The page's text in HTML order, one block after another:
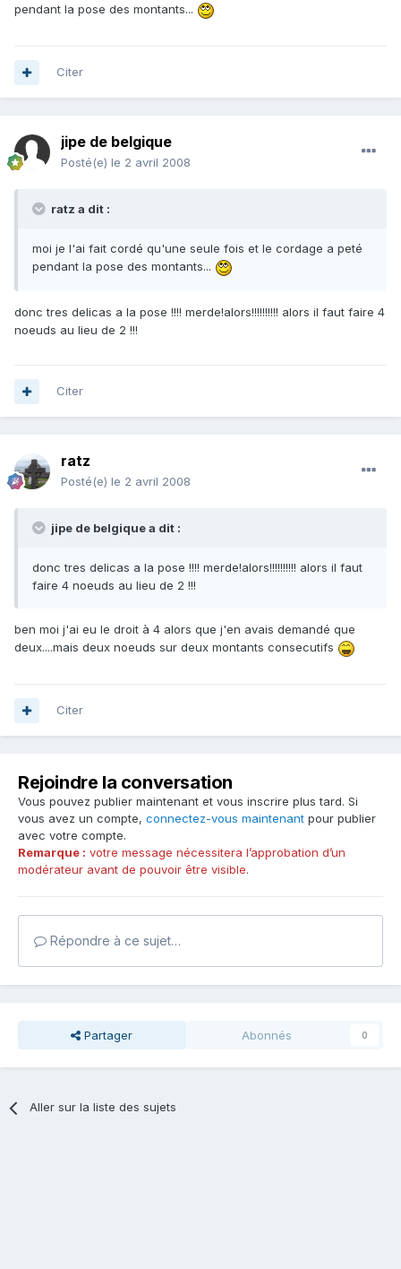
pendant la pose des montants...
Citer
jipe de belgique
Posté(e) le 2 avril 2008
ratz a dit :
moi je l'ai fait cordé qu'une seule fois et le cordage a peté
pendant la pose des montants...
donc tres delicas a la pose !!!! merde!alors!!!!!!!!!! alors il faut faire 4
noeuds au lieu de 2 !!!
Citer
ratz
Posté(e) le 2 avril 2008
jipe de belgique a dit :
donc tres delicas a la pose !!!! merde!alors!!!!!!!!!! alors il faut
faire 4 noeuds au lieu de 2 !!!
ben moi j'ai eu le droit à 4 alors que j'en avais demandé que
deux....mais deux noeuds sur deux montants consecutifs
Citer
Rejoindre la conversation
Vous pouvez publier maintenant et vous inscrire plus tard. Si
vous avez un compte, connectez-vous maintenant pour publier
avec votre compte.
Remarque : votre message nécessitera l’approbation d’un
modérateur avant de pouvoir être visible.
Répondre à ce sujet…
Partager Abonnés 0
Aller sur la liste des sujets